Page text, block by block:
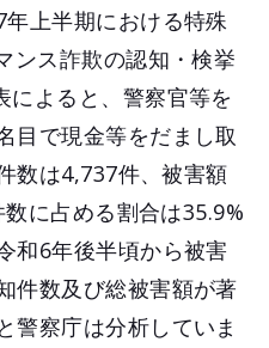
上半期における特殊
ンス詐欺の認知・検挙
によると、警察官等を
目で現金等をだまし取
数は4,737件、被害額
に占める割合は35.9%
和6年後半頃から被害
件数及び総被害額が著
警察庁は分析していま